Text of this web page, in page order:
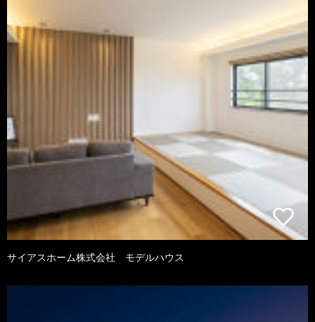
サイアスホーム株式会社 モデルハウス